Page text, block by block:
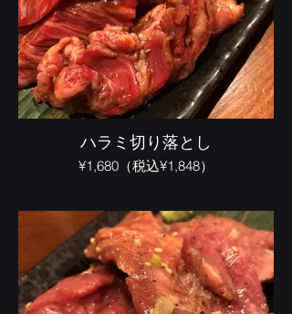
ハラミ切り落とし
¥1,680（税込¥1,848）